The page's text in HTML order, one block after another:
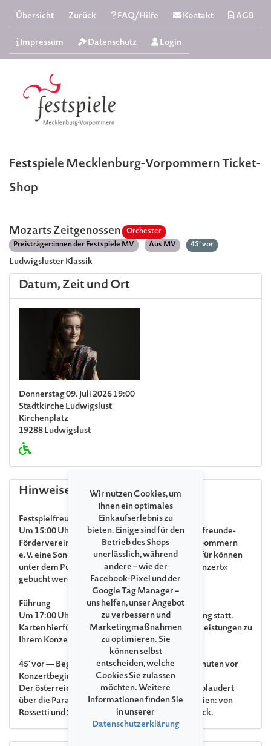
Übersicht Zurück FAQ/Hilfe Kontakt AGB
Impressum Datenschutz Login
Festspiele Mecklenburg-Vorpommern Ticket-
Shop
Mozarts Zeitgenossen
Orchester
Preisträger:innen der Festspiele MV
Aus MV 45’ vor
Ludwigsluster Klassik
Datum, Zeit und Ort
Donnerstag 09. Juli 2026 19:00
Stadtkirche Ludwigslust
Kirchenplatz
19288 Ludwigslust
Hinweise
Festspielfreunde
Um 15:00 Uhr findet für Mitglieder des Festspielfreunde-
Fördervereins der Festspiele Mecklenburg-Vorpommern
e.V. eine Sonderveranstaltung statt. Karten hierfür können
unter dem Punkt »Zusatzleistungen zu Ihrem Konzert«
gebucht werden.
Führung
Um 17:00 Uhr findet eine kostenpflichtige Führung statt.
Karten hierfür können unter dem Punkt »Zusatzleistungen zu
Ihrem Konzert« gebucht werden.
45' vor — Begegnungen & Wissenswertes 45 Minuten vor
Konzertbeginn
Der österreichische Dirigent Martin Haselböck plaudert
über die Parallelen zwischen Ludwigslust und Wien: von
Rossetti und Sperger zu Mozart und wieder zurück.
Wir nutzen Cookies, um
Ihnen ein optimales
Einkaufserlebnis zu
bieten. Einige sind für den
Betrieb des Shops
unerlässlich, während
andere – wie der
Facebook-Pixel und der
Google Tag Manager –
uns helfen, unser Angebot
zu verbessern und
Marketingmaßnahmen
zu optimieren. Sie
können selbst
entscheiden, welche
Cookies Sie zulassen
möchten. Weitere
Informationen finden Sie
in unserer
Datenschutzerklärung